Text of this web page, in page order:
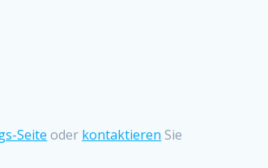
Seite oder kontaktieren Sie